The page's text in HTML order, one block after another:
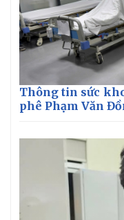
Thông tin sức
phê Phạm Văn